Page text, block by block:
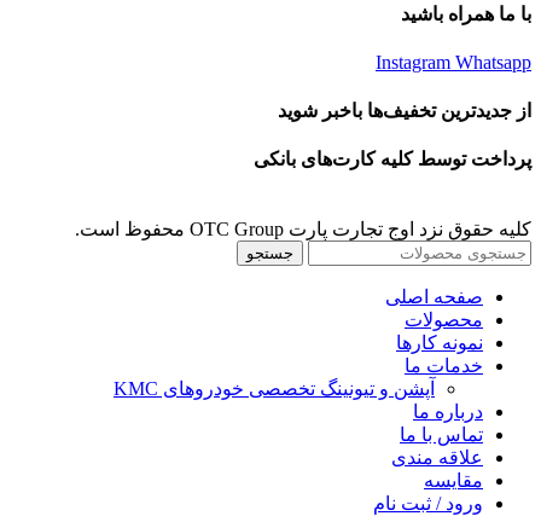
با ما همراه باشید
Instagram Whatsapp
از جدیدترین تخفیف‌ها باخبر شوید
پرداخت توسط کلیه کارت‌های بانکی
کلیه حقوق نزد اوج تجارت پارت OTC Group محفوظ است.
جستجو
صفحه اصلی
محصولات
نمونه کارها
خدمات ما
آپشن و تیونینگ تخصصی خودروهای KMC
درباره ما
تماس با ما
علاقه مندی
مقايسه
ورود / ثبت نام